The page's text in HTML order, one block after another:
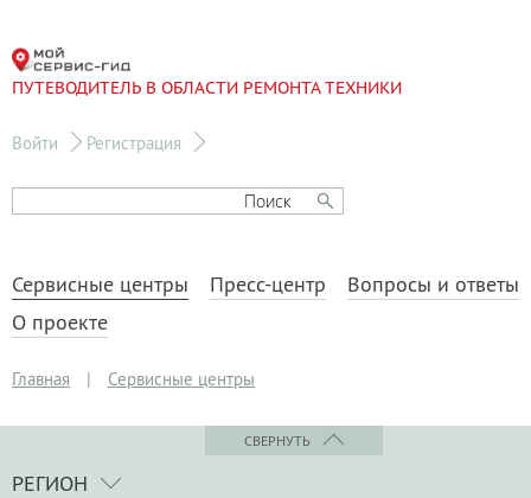
ПУТЕВОДИТЕЛЬ В ОБЛАСТИ РЕМОНТА ТЕХНИКИ
Войти Регистрация
Сервисные центры Пресс-центр
Вопросы и ответы
О проекте
Главная | Сервисные центры
СВЕРНУТЬ
РЕГИОН